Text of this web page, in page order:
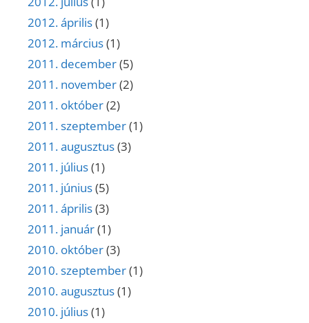
2012. április(1)
2012. március(1)
2011. december(5)
2011. november(2)
2011. október(2)
2011. szeptember(1)
2011. augusztus(3)
2011. július(1)
2011. június(5)
2011. április(3)
2011. január(1)
2010. október(3)
2010. szeptember(1)
2010. augusztus(1)
2010. július(1)